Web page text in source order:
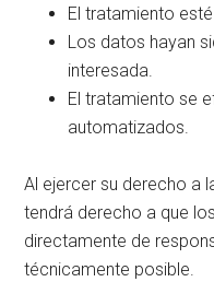
El tratamiento
Los datos hayan
interesada.
El tratamiento se
automatizados.
Al ejercer su derecho a
tendrá derecho a que
directamente de
técnicamente posible.